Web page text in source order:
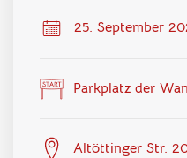
25. September
Parkplatz der
Altöttinger Str.